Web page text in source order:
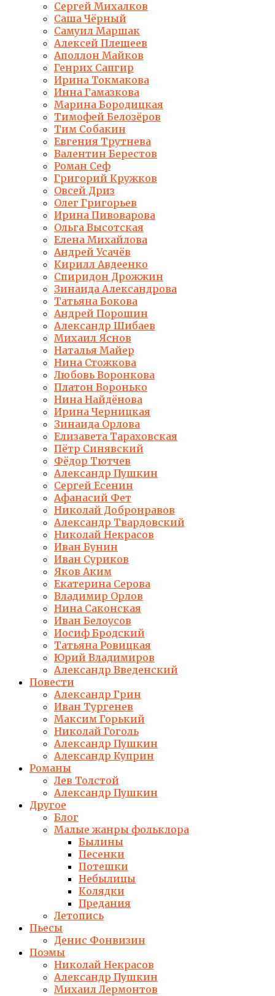
Сергей Михалков
Саша Чёрный
Самуил Маршак
Алексей Плещеев
Аполлон Майков
Генрих Сапгир
Ирина Токмакова
Инна Гамазкова
Марина Бородицкая
Тимофей Белозёров
Тим Собакин
Евгения Трутнева
Валентин Берестов
Роман Сеф
Григорий Кружков
Овсей Дриз
Олег Григорьев
Ирина Пивоварова
Ольга Высотская
Елена Михайлова
Андрей Усачёв
Кирилл Авдеенко
Спиридон Дрожжин
Зинаида Александрова
Татьяна Бокова
Андрей Порошин
Александр Шибаев
Михаил Яснов
Наталья Майер
Нина Стожкова
Любовь Воронкова
Платон Воронько
Нина Найдёнова
Ирина Черницкая
Зинаида Орлова
Елизавета Тараховская
Пётр Синявский
Фёдор Тютчев
Александр Пушкин
Сергей Есенин
Афанасий Фет
Николай Добронравов
Александр Твардовский
Николай Некрасов
Иван Бунин
Иван Суриков
Яков Аким
Екатерина Серова
Владимир Орлов
Нина Саконская
Иван Белоусов
Иосиф Бродский
Татьяна Ровицкая
Юрий Владимиров
Александр Введенский
Повести
Александр Грин
Иван Тургенев
Максим Горький
Николай Гоголь
Александр Пушкин
Александр Куприн
Романы
Лев Толстой
Александр Пушкин
Другое
Блог
Малые жанры фольклора
Былины
Песенки
Потешки
Небылицы
Колядки
Предания
Летопись
Пьесы
Денис Фонвизин
Поэмы
Николай Некрасов
Александр Пушкин
Михаил Лермонтов